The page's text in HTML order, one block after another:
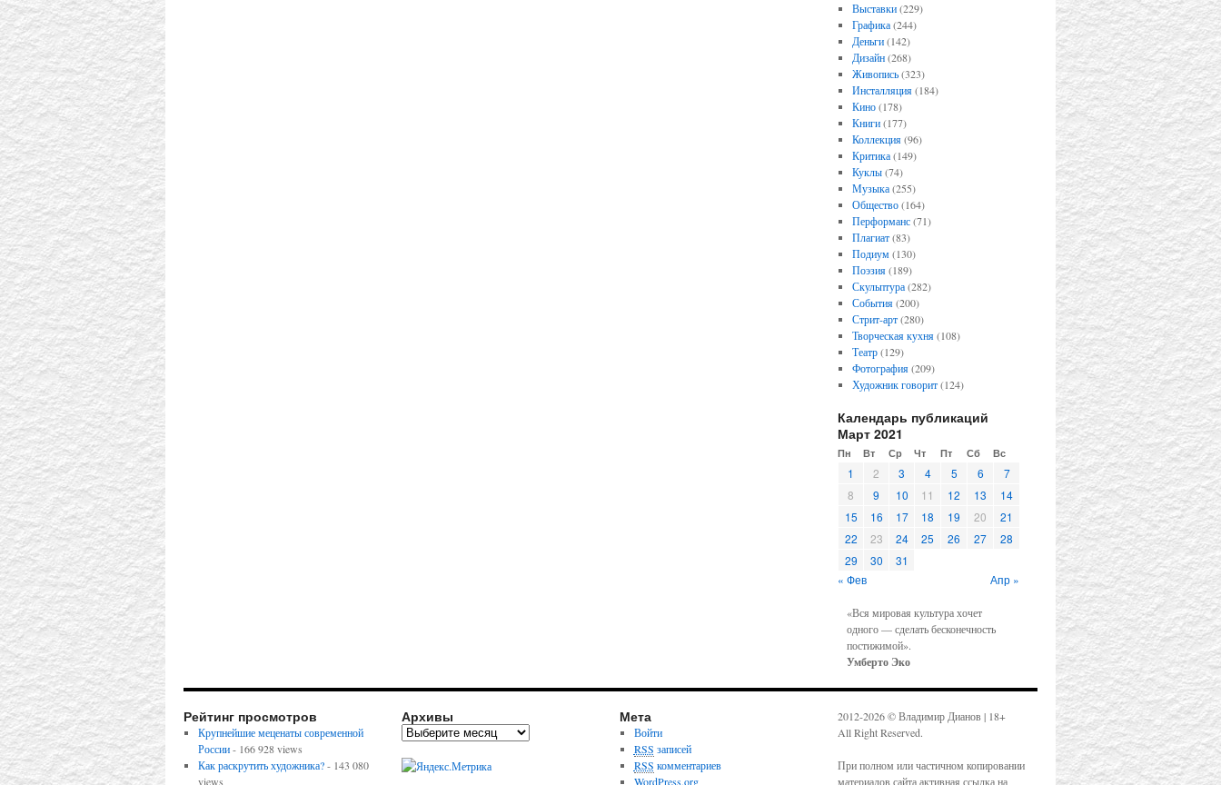
Выставки(229)
Графика(244)
Деньги(142)
Дизайн(268)
Живопись(323)
Инсталляция(184)
Кино(178)
Книги(177)
Коллекция(96)
Критика(149)
Куклы(74)
Музыка(255)
Общество(164)
Перформанс(71)
Плагиат(83)
Подиум(130)
Поэзия(189)
Скульптура(282)
События(200)
Стрит-арт(280)
Творческая кухня(108)
Театр(129)
Фотография(209)
Художник говорит(124)
Календарь публикаций
Март 2021
Пн Вт Ср Чт Пт Сб Вс
« Фев Апр »
1 2 3 4 5 6
7
8
9 10 11 12 13
14
15
16 17 18 19 20
21
22
23 24 25 26 27
28
29
30 31
«Вся мировая культура хочет
одного — сделать бесконечность
постижимой».
Умберто Эко
Рейтинг просмотров
Крупнейшие меценаты современной
России- 166 928 views
Как раскрутить художника?- 143 080
views
Архивы Мета
Войти
RSS записей
RSS комментариев
WordPress.org
2012-2026 © Владимир Дианов | 18+
All Right Reserved.
При полном или частичном копировании
материалов сайта активная ссылка на